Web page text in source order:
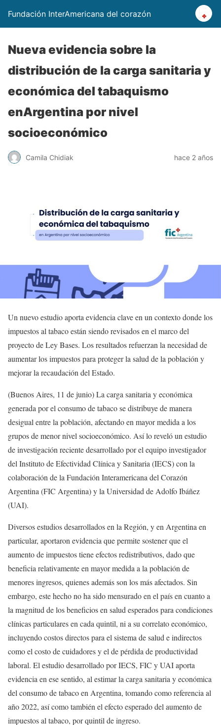
Fundación InterAmericana del corazón
Nueva evidencia sobre la
distribución de la carga sanitaria y
económica del tabaquismo
enArgentina por nivel
socioeconómico
Camila Chidiak hace 2 años
Un nuevo estudio aporta evidencia clave en un contexto donde los
impuestos al tabaco están siendo revisados en el marco del
proyecto de Ley Bases. Los resultados refuerzan la necesidad de
aumentar los impuestos para proteger la salud de la población y
mejorar la recaudación del Estado.
(Buenos Aires, 11 de junio) La carga sanitaria y económica
generada por el consumo de tabaco se distribuye de manera
desigual entre la población, afectando en mayor medida a los
grupos de menor nivel socioeconómico. Así lo reveló un estudio
de investigación reciente desarrollado por el equipo investigador
del Instituto de Efectividad Clínica y Sanitaria (IECS) con la
colaboración de la Fundación Interamericana del Corazón
Argentina (FIC Argentina) y la Universidad de Adolfo Ibáñez
(UAI).
Diversos estudios desarrollados en la Región, y en Argentina en
particular, aportaron evidencia que permite sostener que el
aumento de impuestos tiene efectos redistributivos, dado que
beneficia relativamente en mayor medida a la población de
menores ingresos, quienes además son los más afectados. Sin
embargo, este hecho no ha sido mensurado en el país en cuanto a
la magnitud de los beneficios en salud esperados para condiciones
clínicas particulares en cada quintil, ni a su correlato económico,
incluyendo costos directos para el sistema de salud e indirectos
como el costo de cuidadores y el de pérdida de productividad
laboral. El estudio desarrollado por IECS, FIC y UAI aporta
evidencia en ese sentido, al estimar la carga sanitaria y económica
del consumo de tabaco en Argentina, tomando como referencia al
año 2022, así como también el efecto esperado del aumento de
impuestos al tabaco, por quintil de ingreso.